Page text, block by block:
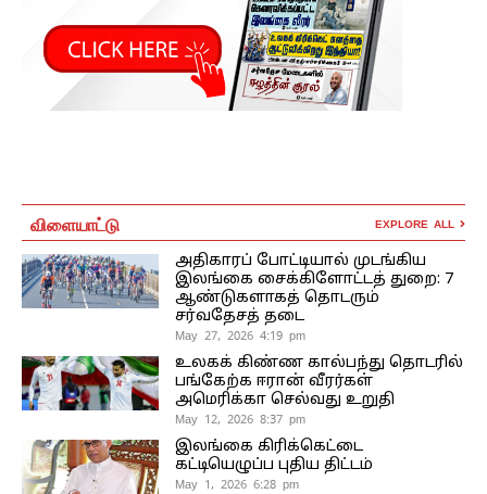
விளையாட்டு EXPLORE ALL
அதிகாரப் போட்டியால் முடங்கிய
இலங்கை சைக்கிளோட்டத் துறை: 7
ஆண்டுகளாகத் தொடரும்
சர்வதேசத் தடை
May 27, 2026 4:19 pm
உலகக் கிண்ண கால்பந்து தொடரில்
பங்கேற்க ஈரான் வீரர்கள்
அமெரிக்கா செல்வது உறுதி
May 12, 2026 8:37 pm
இலங்கை கிரிக்கெட்டை
கட்டியெழுப்ப புதிய திட்டம்
May 1, 2026 6:28 pm